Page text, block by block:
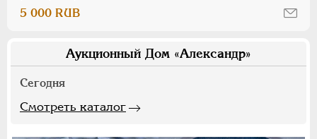
5 000 RUB
Аукционный Дом «Александр»
Сегодня
Смотреть каталог